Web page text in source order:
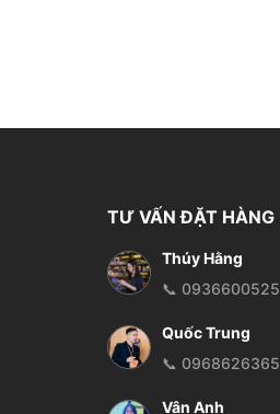
TƯ VẤN ĐẶT HÀNG
Thúy Hằng
📞 0936600525
Quốc Trung
📞 0968626365
Vân Anh